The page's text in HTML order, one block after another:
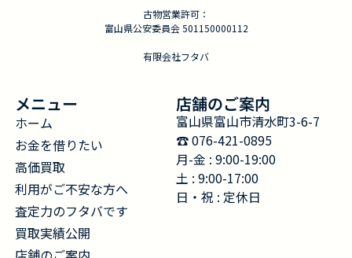
古物営業許可：
富山県公安委員会 501150000112
有限会社フタバ
メニュー
ホーム
お金を借りたい
高価買取
利用がご不安な方へ
査定力のフタバです
買取実績公開
店舗のご案内
富山県富山市清水町3-6-7
☎︎ 076-421-0895
月-金 : 9:00-19:00
土 : 9:00-17:00
日・祝 : 定休日